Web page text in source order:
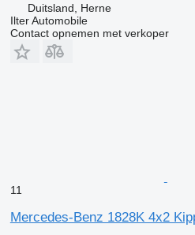
Duitsland, Herne
Ilter Automobile
Contact opnemen met verkoper
11
Mercedes-Benz 1828K 4x2